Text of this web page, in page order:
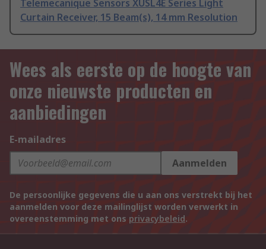
Telemecanique Sensors XUSL4E Series Light
Curtain Receiver, 15 Beam(s), 14 mm Resolution
Wees als eerste op de hoogte van
onze nieuwste producten en
aanbiedingen
E-mailadres
Aanmelden
De persoonlijke gegevens die u aan ons verstrekt bij het
aanmelden voor deze mailinglijst worden verwerkt in
overeenstemming met ons privacybeleid.